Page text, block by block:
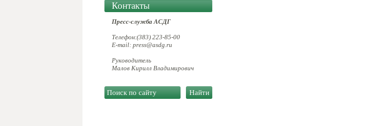
Контакты
Пресс-служба АСДГ
Телефон:(383) 223-85-00
E-mail: press@asdg.ru
Руководитель
Малов Кирилл Владимирович